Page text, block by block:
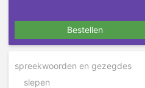
Bestellen
spreekwoorden en gezegdes
slepen